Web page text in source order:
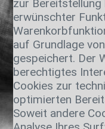
zur
erwünschter
auf Grundlage
gespeichert. Der
berechtigtes
Cookies zur
optimierten
Soweit andere